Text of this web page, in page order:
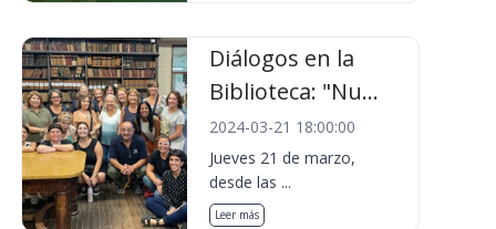
Diálogos en la
Biblioteca: "Nu...
2024-03-21 18:00:00
Jueves 21 de marzo,
desde las ...
Leer más